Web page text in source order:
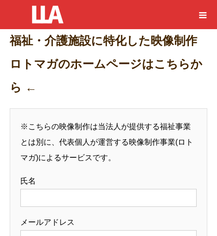
福祉・介護施設に特化した映像制作
ロトマガのホームページはこちらか
ら ←
※こちらの映像制作は当法人が提供する福祉事業
とは別に、代表個人が運営する映像制作事業(ロト
マガ)によるサービスです。
氏名
メールアドレス